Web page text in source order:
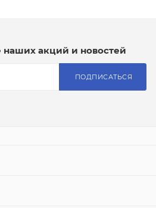
наших акций и новостей
ПОДПИСАТЬСЯ